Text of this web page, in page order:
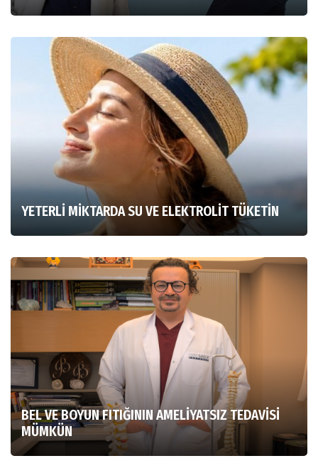
YETERLİ MİKTARDA SU VE ELEKTROLİT TÜKETİN
BEL VE BOYUN FITIĞININ AMELİYATSIZ TEDAVİSİ
MÜMKÜN